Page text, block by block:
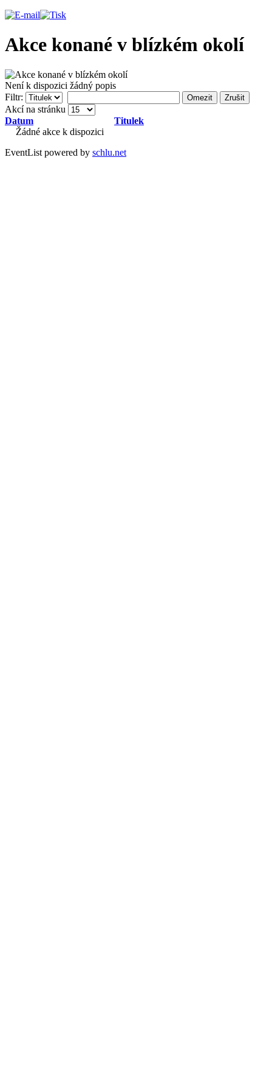
Akce konané v blízkém okolí
Není k dispozici žádný popis
Filtr:
Omezit Zrušit
Akcí na stránku
Datum
Titulek
Žádné akce k dispozici
EventList powered by schlu.net